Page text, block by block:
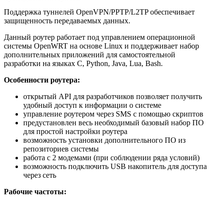
Поддержка туннелей OpenVPN/PPTP/L2TP обеспечивает
защищенность передаваемых данных.
Данный роутер работает под управлением операционной
системы OpenWRT на основе Linux и поддерживает набор
дополнительных приложений для самостоятельной
разработки на языках C, Python, Java, Lua, Bash.
Особенности роутера:
открытый API для разработчиков позволяет получить
удобный доступ к информации о системе
управление роутером через SMS с помощью скриптов
предустановлен весь необходимый базовый набор ПО
для простой настройки роутера
возможность установки дополнительного ПО из
репозиториев системы
работа с 2 модемами (при соблюдении ряда условий)
возможность подключить USB накопитель для доступа
через сеть
Рабочие частоты: